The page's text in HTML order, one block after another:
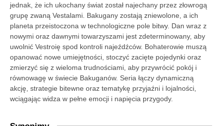
jednak, że ich ukochany świat został najechany przez złowrogą
grupę zwaną Vestalami. Bakugany zostają zniewolone, a ich
planeta przeistoczona w technologiczne pole bitwy. Dan wraz z
nowymi oraz dawnymi towarzyszami jest zdeterminowany, aby
uwolnić Vestroię spod kontroli najeźdźców. Bohaterowie muszą
opanować nowe umiejętności, stoczyć zacięte pojedynki oraz
zmierzyć się z wieloma trudnościami, aby przywrócić pokój i
równowagę w świecie Bakuganów. Seria łączy dynamiczną
akcję, strategie bitewne oraz tematykę przyjaźni i lojalności,
wciągając widza w pełne emocji i napięcia przygody.